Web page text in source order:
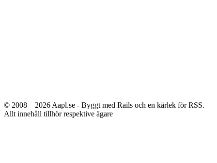
© 2008 – 2026 Aapl.se - Byggt med Rails och en kärlek för RSS.
Allt innehåll tillhör respektive ägare